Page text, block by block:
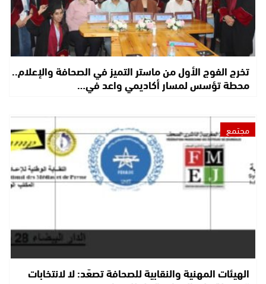
تخرج الفوج الأول من ماستر التميز في الصحافة والإعلام..
محطة تؤسس لمسار أكاديمي واعد في…
مجتمع
الهيئات المهنية والنقابية للصحافة تصعّد: لا لانتخابات